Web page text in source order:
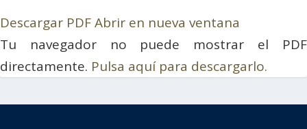
Descargar PDFAbrir en nueva ventana
Tu navegador no puede mostrar el PDF
directamente. Pulsa aquí para descargarlo.